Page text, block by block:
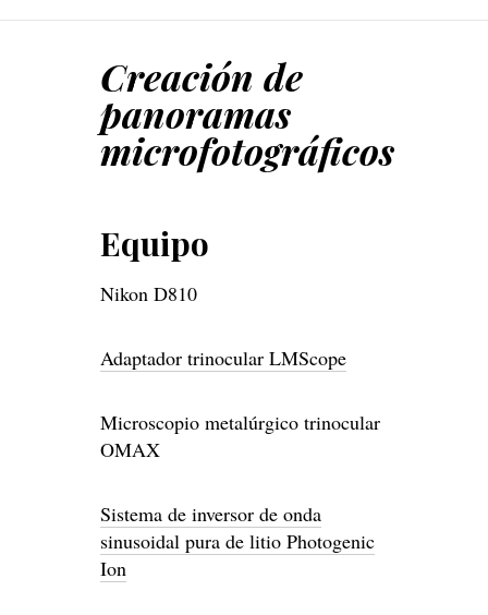
Creación de
panoramas
microfotográficos
Equipo
Nikon D810
Adaptador trinocular LMScope
Microscopio metalúrgico trinocular
OMAX
Sistema de inversor de onda
sinusoidal pura de litio Photogenic
Ion